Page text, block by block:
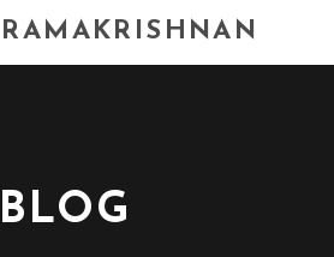
BLOG